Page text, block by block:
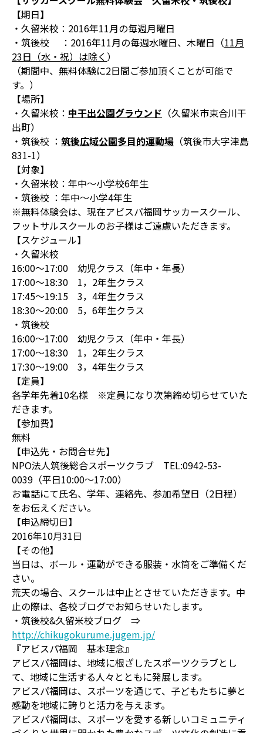
【期日】
・久留米校：2016年11月の毎週月曜日
・筑後校 ：2016年11月の毎週水曜日、木曜日（11月
23日（水・祝）は除く ）
（期間中、無料体験に2日間ご参加頂くことが可能で
す。）
【場所】
・久留米校： 中干出公園グラウンド （久留米市東合川干
出町）
・筑後校 ： 筑後広域公園多目的運動場 （筑後市大字津島
831-1）
【対象】
・久留米校：年中～小学校6年生
・筑後校 ：年中～小学4年生
※無料体験会は、現在アビスパ福岡サッカースクール、
フットサルスクールのお子様はご遠慮いただきます。
【スケジュール】
・久留米校
16:00～17:00 幼児クラス（年中・年長）
17:00～18:30 1，2年生クラス
17:45～19:15 3，4年生クラス
18:30～20:00 5，6年生クラス
・筑後校
16:00～17:00 幼児クラス（年中・年長）
17:00～18:30 1，2年生クラス
17:30～19:00 3，4年生クラス
【定員】
各学年先着10名様 ※定員になり次第締め切らせていた
だきます。
【参加費】
無料
【申込先・お問合せ先】
NPO法人筑後総合スポーツクラブ TEL:0942-53-
0039（平日10:00～17:00）
お電話にて氏名、学年、連絡先、参加希望日（2日程）
をお伝えください。
【申込締切日】
2016年10月31日
【その他】
当日は、ボール・運動ができる服装・水筒をご準備くだ
さい。
荒天の場合、スクールは中止とさせていただきます。中
止の際は、各校ブログでお知らせいたします。
・筑後校&久留米校ブログ ⇒
http://chikugokurume.jugem.jp/
『アビスパ福岡 基本理念』
アビスパ福岡は、地域に根ざしたスポーツクラブとし
て、地域に生活する人々とともに発展します。
アビスパ福岡は、スポーツを通じて、子どもたちに夢と
感動を地域に誇りと活力を与えます。
アビスパ福岡は、スポーツを愛する新しいコミュニティ